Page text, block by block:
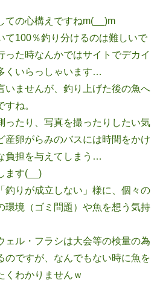
ての心構えですねm(__)m
て100％釣り分けるのは難しいで
った時なんかではサイトでデカイ
くいらっしゃいます…
いませんが、釣り上げた後の魚へ
ね。
ったり、写真を撮ったりしたい気
産卵がらみのバスには時間をかけ
負担を与えてしまう…
ます(__)
釣りが成立しない」様に、個々の
環境（ゴミ問題）や魚を想う気持
ェル・フラシは大会等の検量の為
のですが、なんでもない時に魚を
くわかりませんｗ